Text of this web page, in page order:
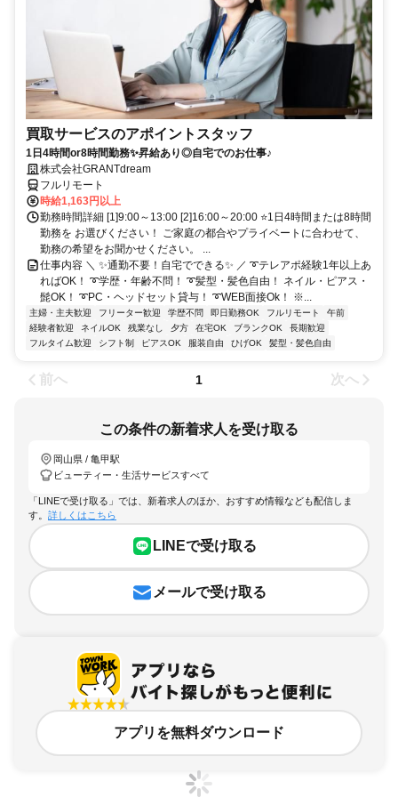
買取サービスのアポイントスタッフ
1日4時間or8時間勤務✨昇給あり◎自宅でのお仕事♪
株式会社GRANTdream
フルリモート
時給1,163円以上
勤務時間詳細 [1]9:00～13:00 [2]16:00～20:00 ⭐1日4時間または8時間
勤務を お選びください！ ご家庭の都合やプライベートに合わせて、
勤務の希望をお聞かせください。 ...
仕事内容 ＼ ✨通勤不要！自宅でできる✨ ／ ➰テレアポ経験1年以上あ
ればOK！ ➰学歴・年齢不問！ ➰髪型・髪色自由！ ネイル・ピアス・
髭OK！ ➰PC・ヘッドセット貸与！ ➰WEB面接Ok！ ※...
主婦・主夫歓迎 フリーター歓迎 学歴不問 即日勤務OK フルリモート
午前
経験者歓迎
ネイルOK 残業なし 夕方 在宅OK ブランクOK
長期歓迎
フルタイム歓迎
シフト制 ピアスOK 服装自由 ひげOK 髪型・髪色自由
前へ 1 次へ
この条件の新着求人を受け取る
岡山県 / 亀甲駅
ビューティー・生活サービスすべて
「LINEで受け取る」では、新着求人のほか、おすすめ情報なども配信しま
す。 詳しくはこちら
LINEで受け取る
メールで受け取る
アプリを無料ダウンロード